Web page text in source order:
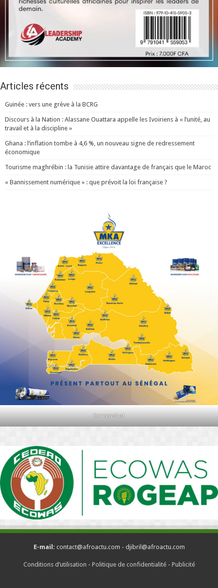
Articles récents
Guinée : vers une grève à la BCRG
Discours à la Nation : Alassane Ouattara appelle les Ivoiriens à « l’unité, au
travail et à la discipline »
Ghana : l’inflation tombe à 4,6 %, un nouveau signe de redressement
économique
Tourisme maghrébin : la Tunisie attire davantage de français que le Maroc
« Bannissement numérique » : que prévoit la loi française ?
Screenshot
E-mail: contact@afroactu.com - djibril@afroactu.com
Conditions d’utilisation - Politique de confidentialité- Publicité